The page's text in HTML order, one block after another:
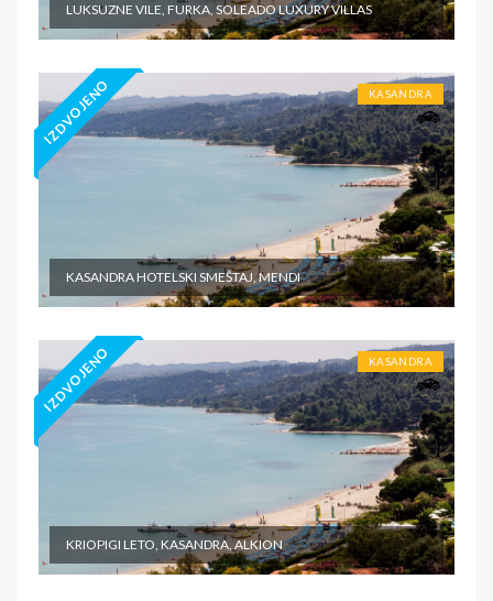
LUKSUZNE VILE, FURKA, SOLEADO LUXURY VILLAS
IZDVOJENO KASANDRA
KASANDRA HOTELSKI SMEŠTAJ, MENDI
IZDVOJENO KASANDRA
KRIOPIGI LETO, KASANDRA, ALKION